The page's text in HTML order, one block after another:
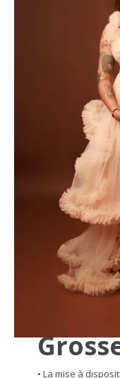
• La mise à